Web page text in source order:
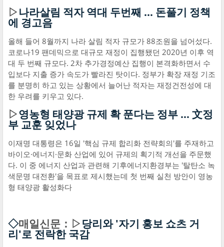
▷나라살림 적자 역대 두번째 … 돈풀기 정책
에 경고음
올해 들어 8월까지 나라 살림 적자 규모가 88조원을 넘어섰다.
코로나19 팬데믹으로 대규모 재정이 집행됐던 2020년 이후 역
대 두 번째 규모다. 2차 추가경정예산 집행이 본격화하면서 수
입보다 지출 증가 속도가 빨라진 탓이다. 정부가 확장 재정 기조
를 분명히 하고 있는 상황에서 늘어난 적자는 재정건전성에 대
한 우려를 키우고 있다.
▷영농형 태양광 규제 확 푼다는 정부 … 文정
부 교훈 잊었나
이재명 대통령은 16일 '핵심 규제 합리화 전략회의'를 주재하고
바이오·에너지·문화 산업에 있어 규제의 획기적 개선을 주문했
다. 이 중 에너지 산업과 관련해 기후에너지환경부는 '탈탄소 녹
색문명 대전환'을 목표로 제시했는데 첫 번째 실천 방안이 영농
형 태양광 활성화다
◇매일신문：▷당리와 '자기 홍보 쇼츠 거
리'로 전락한 국감